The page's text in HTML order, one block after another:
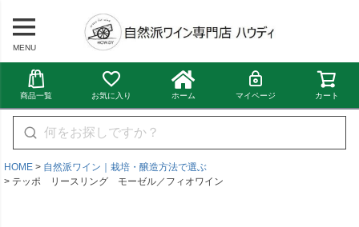
MENU
商品一覧 お気に入り ホーム マイページ カート
HOME
自然派ワイン｜栽培・醸造方法で選ぶ
テッポ リースリング モーゼル／フィオワイン